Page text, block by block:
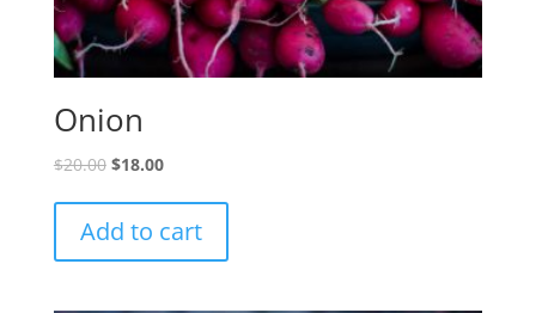
Onion
$20.00 $18.00
Add to cart